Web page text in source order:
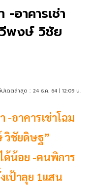
-อาคารเช่า
วีพงษ์ วิชัย
เดตล่าสุด : 24 ธ.ค. 64 | 12:09 น.
-อาคารเช่าโฉม
วิชัยดิษฐ”
ด้น้อย -คนพิการ
เป้าลุย 1แสน